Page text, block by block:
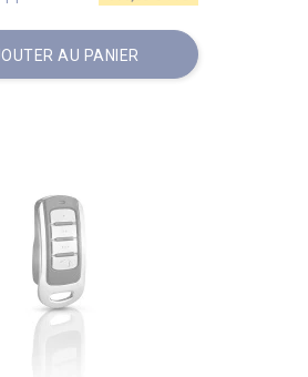
AU PANIER